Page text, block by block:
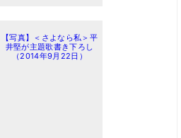
【写真】＜さよなら私＞平
井堅が主題歌書き下ろし
（2014年9月22日）